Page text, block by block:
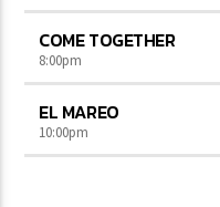
COME TOGETHER
8:00pm
EL MAREO
10:00pm